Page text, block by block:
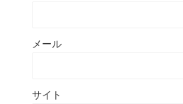
メール
サイト